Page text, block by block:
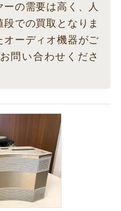
の需要は高く、人
での買取となりま
オーディオ機器がご
問い合わせくださ